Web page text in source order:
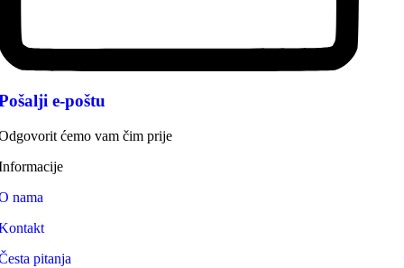
e-poštu
ćemo vam čim prije
nama
pitanja